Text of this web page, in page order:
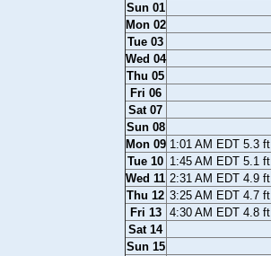
Sun 01
Mon 02
Tue 03
Wed 04
Thu 05
Fri 06
Sat 07
Sun 08
Mon 09 1:01 AM EDT 5.3 ft
Tue 10 1:45 AM EDT 5.1 ft
Wed 11 2:31 AM EDT 4.9 ft
Thu 12 3:25 AM EDT 4.7 ft
Fri 13
4:30 AM EDT 4.8 ft
Sat 14
Sun 15